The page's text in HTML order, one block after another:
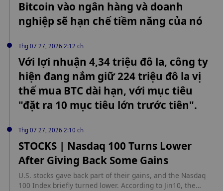
Bitcoin vào ngân hàng và doanh
nghiệp sẽ hạn chế tiềm năng của nó
Thg 07 27, 2026 2:12 ch
Với lợi nhuận 4,34 triệu đô la, công ty
hiện đang nắm giữ 224 triệu đô la vị
thế mua BTC dài hạn, với mục tiêu
"đặt ra 10 mục tiêu lớn trước tiên".
Thg 07 27, 2026 2:10 ch
STOCKS | Nasdaq 100 Turns Lower
After Giving Back Some Gains
U.S. stocks gave back part of their gains, and the Nasdaq
100 Index briefly turned lower. According to Jin10, the